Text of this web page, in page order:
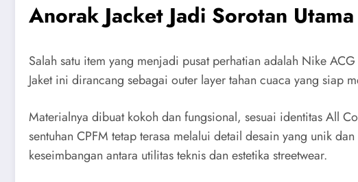
Anorak Jacket Jadi Sorotan
Salah satu item yang menjadi pusat perhatian adalah Nike
Jaket ini dirancang sebagai outer layer tahan cuaca yang siap
Materialnya dibuat kokoh dan fungsional, sesuai identitas All
sentuhan CPFM tetap terasa melalui detail desain yang unik
keseimbangan antara utilitas teknis dan estetika streetwear.